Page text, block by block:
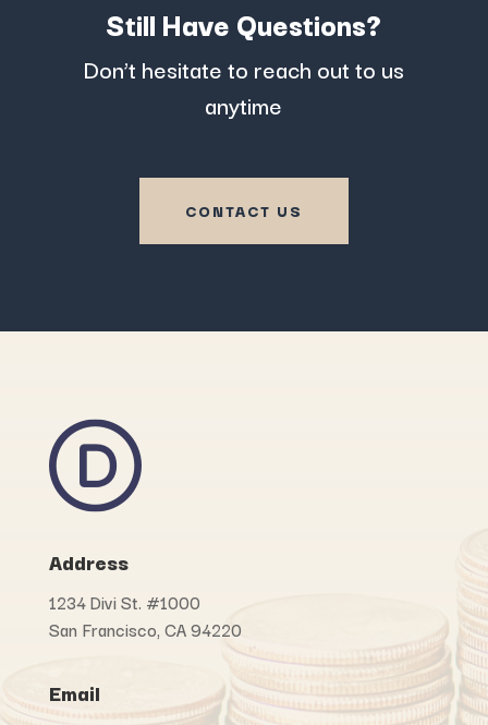
Still Have Questions?
Don’t hesitate to reach out to us
anytime
CONTACT US
Address
1234 Divi St. #1000
San Francisco, CA 94220
Email